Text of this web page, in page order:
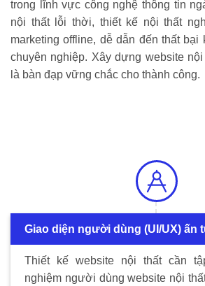
trong lĩnh vực công nghệ thông tin
nội thất lỗi thời, thiết kế nội thất
marketing offline, dễ dẫn đến thất bại
chuyên nghiệp. Xây dựng website
là bàn đạp vững chắc cho thành công.
Giao diện người dùng (UI/UX) ấn
Thiết kế website nội thất cần
nghiệm người dùng website nội